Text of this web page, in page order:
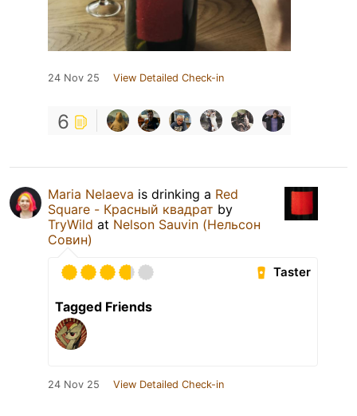
24 Nov 25 View Detailed Check-in
6
Maria Nelaeva is drinking a Red
Square - Красный квадрат by
TryWild at Nelson Sauvin (Нельсон
Совин)
Taster
Tagged Friends
24 Nov 25 View Detailed Check-in